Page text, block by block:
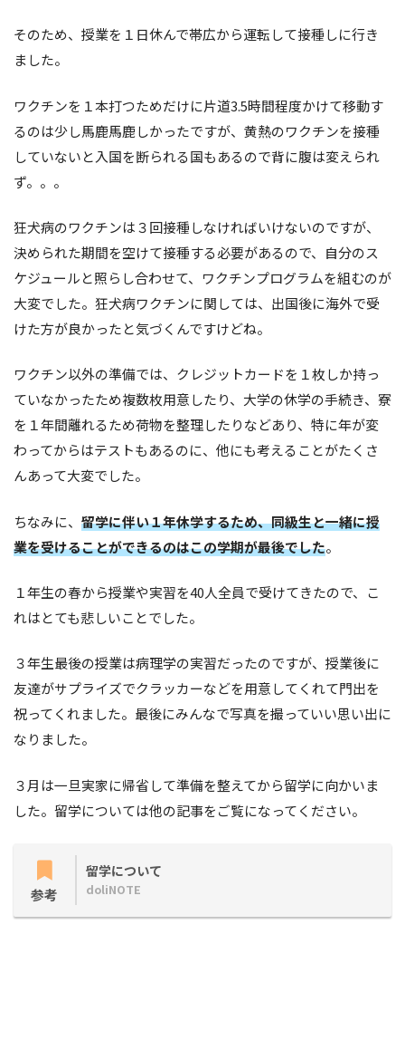
そのため、授業を１日休んで帯広から運転して接種しに行き
ました。
ワクチンを１本打つためだけに片道3.5時間程度かけて移動す
るのは少し馬鹿馬鹿しかったですが、黄熱のワクチンを接種
していないと入国を断られる国もあるので背に腹は変えられ
ず。。。
狂犬病のワクチンは３回接種しなければいけないのですが、
決められた期間を空けて接種する必要があるので、自分のス
ケジュールと照らし合わせて、ワクチンプログラムを組むのが
大変でした。狂犬病ワクチンに関しては、出国後に海外で受
けた方が良かったと気づくんですけどね。
ワクチン以外の準備では、クレジットカードを１枚しか持っ
ていなかったため複数枚用意したり、大学の休学の手続き、寮
を１年間離れるため荷物を整理したりなどあり、特に年が変
わってからはテストもあるのに、他にも考えることがたくさ
んあって大変でした。
ちなみに、 留学に伴い１年休学するため、同級生と一緒に授
業を受けることができるのはこの学期が最後でした。
１年生の春から授業や実習を40人全員で受けてきたので、こ
れはとても悲しいことでした。
３年生最後の授業は病理学の実習だったのですが、授業後に
友達がサプライズでクラッカーなどを用意してくれて門出を
祝ってくれました。最後にみんなで写真を撮っていい思い出に
なりました。
３月は一旦実家に帰省して準備を整えてから留学に向かいま
した。留学については他の記事をご覧になってください。
参考
留学について
doliNOTE